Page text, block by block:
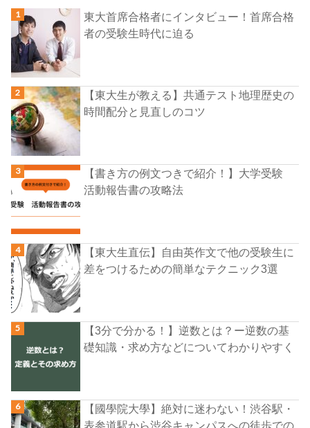
東大首席合格者にインタビュー！首席合格
者の受験生時代に迫る
【東大生が教える】共通テスト地理歴史の
時間配分と見直しのコツ
【書き方の例文つきで紹介！】大学受験
活動報告書の攻略法
【東大生直伝】自由英作文で他の受験生に
差をつけるための簡単なテクニック3選
【3分で分かる！】逆数とは？ー逆数の基
礎知識・求め方などについてわかりやすく
【國學院大學】絶対に迷わない！渋谷駅・
表参道駅から渋谷キャンパスへの徒歩での